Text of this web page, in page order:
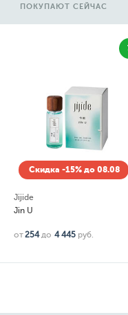
ПОКУПАЮТ СЕЙЧАС
Скидка -15% до 08.08
Jijide
Jin U
от254 до 4 445 руб.